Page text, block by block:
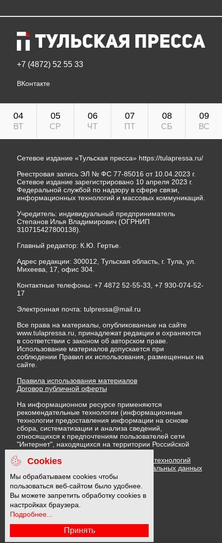
+7 (4872) 52 55 33
ВКонтакте
04
ВТ
05
СР
06
ЧТ
07
ПТ
08
СБ
09
ВС
Сетевое издание «Тульская пресса» https://tulapressa.ru/
Реестровая запись ЭЛ № ФС 77-85016 от 10.04.2023 г.
Сетевое издание зарегистрировано 10 апреля 2023 г.
Федеральной службой по надзору в сфере связи,
информационных технологий и массовых коммуникаций.
Учредитель: индивидуальный предприниматель
Степанов Илья Владимирович (ОГРНИП
310715427800138).
Главный редактор: К.Ю. Гертье.
Адрес редакции: 300012, Тульская область, г. Тула, ул.
Михеева, 17, офис 304.
Контактные телефоны: +7 4872 52-55-33, +7 930-074-52-
17
Электронная почта: tulpressa@mail.ru
Все права на материалы, опубликованные на сайте
www.tulapressa.ru, принадлежат редакции и охраняются
в соответствии с законом об авторском праве.
Использование материалов допускается при
соблюдении Правил их использования, размещенных на
сайте.
Правила использования материалов
Договор публичной оферты
На информационном ресурсе применяются
рекомендательные технологии (информационные
технологии предоставления информации на основе
сбора, систематизации и анализа сведений,
относящихся к предпочтениям пользователей сети
"Интернет", находящихся на территории Российской
Федерации)
Правила применения рекомендательных технологий
Политика в отношении обработки персональных данных
Политика обработки файлов cookie
16 +
Cookies
Мы обрабатываем cookies чтобы
пользоваться веб-сайтом было удобнее.
Вы можете запретить обработку cookies в
настройках браузера.
Подробнее...
Принять